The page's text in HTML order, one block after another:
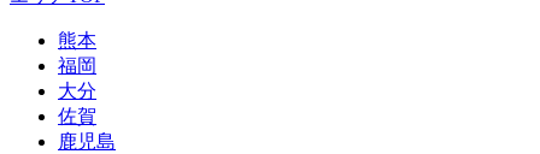
熊本
福岡
大分
佐賀
鹿児島